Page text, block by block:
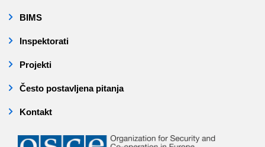
BIMS
Inspektorati
Projekti
Često postavljena pitanja
Kontakt